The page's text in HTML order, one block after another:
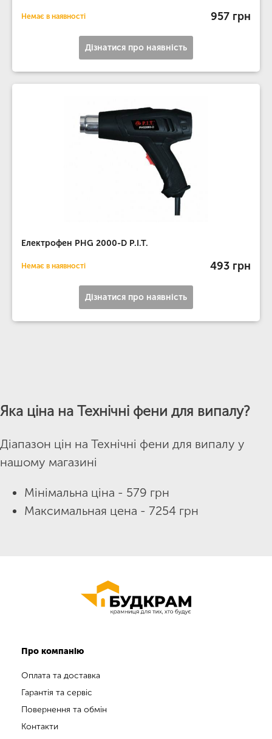
Немає в наявності 957 грн
Дізнатися про наявність
Електрофен PHG 2000-D P.I.T.
Немає в наявності 493 грн
Дізнатися про наявність
Яка ціна на Технічні фени для випалу?
Діапазон цін на Технічні фени для випалу у
нашому магазині
Мінімальна ціна - 579 грн
Максимальная цена - 7254 грн
Про компанію
Оплата та доставка
Гарантія та сервіс
Повернення та обмін
Контакти